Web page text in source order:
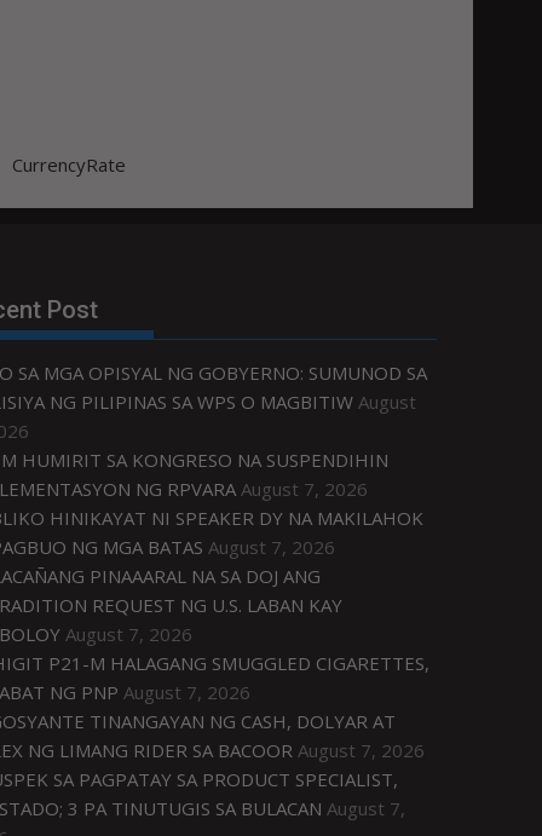
CurrencyRate
Post
SA MGA OPISYAL NG GOBYERNO: SUMUNOD SA
NG PILIPINAS SA WPS O MAGBITIW August
HUMIRIT SA KONGRESO NA SUSPENDIHIN
NG RPVARA August 7, 2026
HINIKAYAT NI SPEAKER DY NA MAKILAHOK
NG MGA BATAS August 7, 2026
PINAAARAL NA SA DOJ ANG
REQUEST NG U.S. LABAN KAY
August 7, 2026
P21-M HALAGANG SMUGGLED CIGARETTES,
NG PNP August 7, 2026
TINANGAYAN NG CASH, DOLYAR AT
NG LIMANG RIDER SA BACOOR August 7, 2026
SA PAGPATAY SA PRODUCT SPECIALIST,
3 PA TINUTUGIS SA BULACAN August 7,